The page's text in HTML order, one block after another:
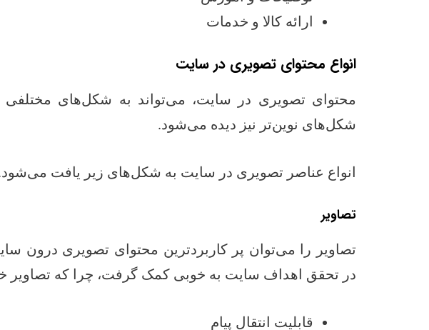
ارائه کالا و خدمات
انواع محتوای تصویری در سایت
محتوای تصویری در سایت، می‌تواند به شکل‌های مختلفی
شکل‌های نوین‌تر نیز دیده می‌شود.
انواع عناصر تصویری در سایت به شکل‌های زیر یافت
تصاویر
تصاویر را می‌توان پر کاربردترین محتوای تصویری درون
در تحقق اهداف سایت به خوبی کمک گرفت، چرا که تصاویر
قابلیت انتقال پیام